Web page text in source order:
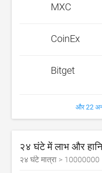
MXC
CoinEx
Bitget
और 22
२४ घंटे में लाभ और
२४ घंटे मात्रा > 10000000